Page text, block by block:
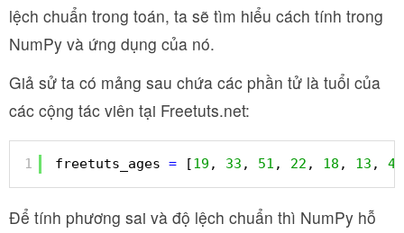
lệch chuẩn trong toán, ta sẽ tìm hiểu cách tính trong
NumPy và ứng dụng của nó.
Giả sử ta có mảng sau chứa các phần tử là tuổi của
các cộng tác viên tại Freetuts.net:
1 freetuts_ages = [19 , 33 , 51 , 22 , 18 , 13 , 45
Để tính phương sai và độ lệch chuẩn thì NumPy hỗ